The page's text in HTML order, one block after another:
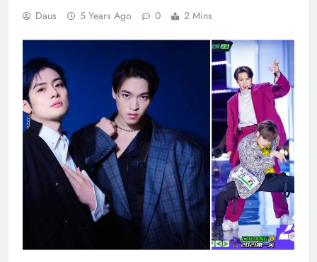
Daus 5 Years Ago 0 2 Mins